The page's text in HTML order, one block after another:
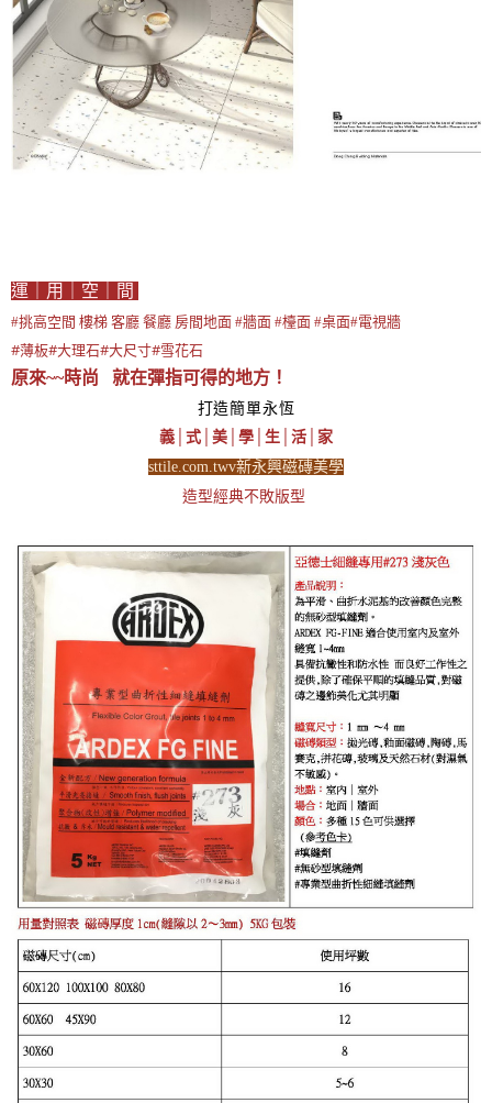
運｜用｜空｜間
#挑高空間 樓梯 客廳 餐廳 房間地面 #牆面 #檯面 #桌面#電視牆
#薄板#大理石#大尺寸#雪花石
原來~~時尚 就在彈指可得的地方！
打造簡單永恆
義│式│美│學│生│活│家
sttile.com.twv新永興磁磚美學
造型經典不敗版型